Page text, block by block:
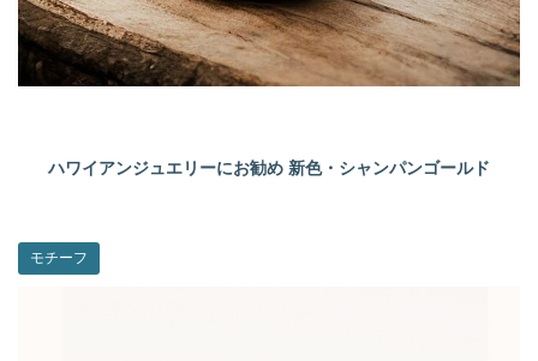
ハワイアンジュエリーにお勧め 新色・シャンパンゴールド
モチーフ